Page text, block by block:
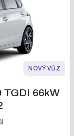
NOVÝ VŮZ
TGDI 66kW